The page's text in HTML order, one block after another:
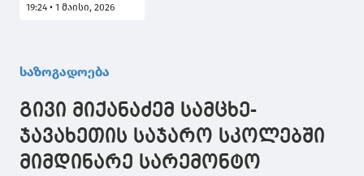
განცხადებას
ავრცელებს
19:24 • 1 მაისი, 2026
საზოგადოება
გივი მიქანაძემ სამცხე-
ჯავახეთის საჯარო სკოლებში
მიმდინარე სარემონტო